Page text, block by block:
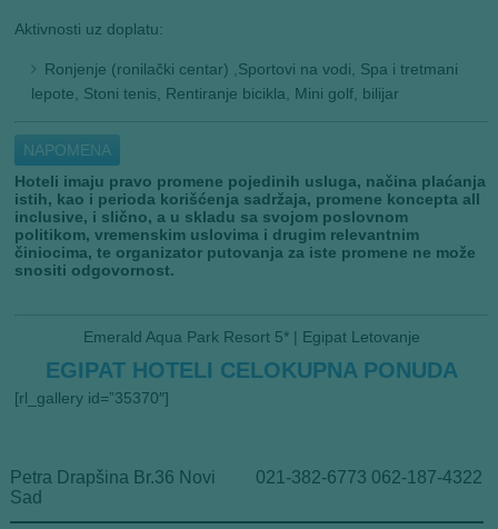
Aktivnosti uz doplatu:
Ronjenje (ronilački centar) ,Sportovi na vodi, Spa i tretmani
lepote, Stoni tenis, Rentiranje bicikla, Mini golf, bilijar
NAPOMENA
Hoteli imaju pravo promene pojedinih usluga, načina plaćanja
istih, kao i perioda korišćenja sadržaja, promene koncepta all
inclusive, i slično, a u skladu sa svojom poslovnom
politikom, vremenskim uslovima i drugim relevantnim
činiocima, te organizator putovanja za iste promene ne može
snositi odgovornost.
Emerald Aqua Park Resort 5* | Egipat Letovanje
EGIPAT HOTELI CELOKUPNA PONUDA
[rl_gallery id=”35370″]
Petra Drapšina Br.36 Novi
Sad
021-382-6773 062-187-4322